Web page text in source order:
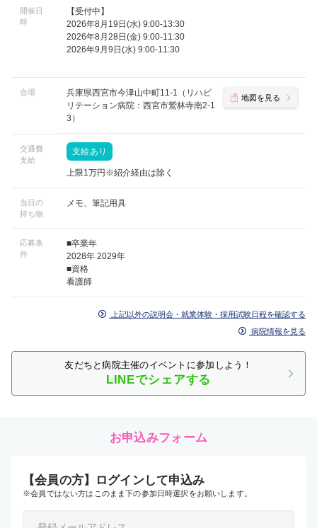
開催日
時
【受付中】
2026年8月19日(水) 9:00-13:30
2026年8月28日(金) 9:00-11:30
2026年9月9日(水) 9:00-11:30
会場
兵庫県西宮市今津山中町11-1（リハビ
リテーション病院：西宮市鷲林寺南2-1
3）
地図を見る
交通費
支給
支給あり
上限1万円※紹介経由は除く
当日の
持ち物
メモ、筆記用具
応募条
件
■卒業年
2028年 2029年
■資格
看護師
上記以外の説明会・就業体験・採用試験日程を確認する
病院情報を見る
友だちと病院主催のイベントに参加しよう！
LINEでシェアする
お申込みフォーム
【会員の方】ログインして申込み
※会員ではない方はこのまま下の参加日時選択をお願いします。